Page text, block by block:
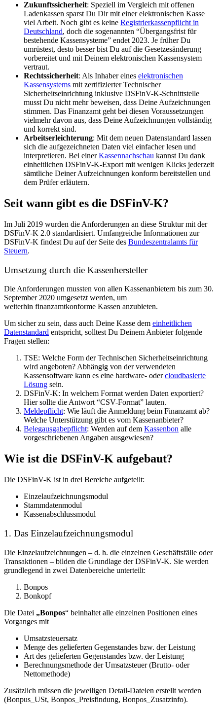
Zukunftssicherheit: Speziell im Vergleich mit offenen
Ladenkassen sparst Du Dir mit einer elektronischen Kasse
viel Arbeit. Noch gibt es keine Registrierkassenpflicht in
Deutschland, doch die sogenannten “Übergangsfrist für
bestehende Kassensysteme” endet 2023. Je früher Du
umrüstest, desto besser bist Du auf die Gesetzesänderung
vorbereitet und mit Deinem elektronischen Kassensystem
vertraut.
Rechtssicherheit: Als Inhaber eines elektronischen
Kassensystems mit zertifizierter Technischer
Sicherheitseinrichtung inklusive DSFinV-K-Schnittstelle
musst Du nicht mehr beweisen, dass Deine Aufzeichnungen
stimmen. Das Finanzamt geht bei diesen Voraussetzungen
vielmehr davon aus, dass Deine Aufzeichnungen vollständig
und korrekt sind.
Arbeitserleichterung: Mit dem neuen Datenstandard lassen
sich die aufgezeichneten Daten viel einfacher lesen und
interpretieren. Bei einerKassennachschau kannst Du dank
einheitlichen DSFinV-K-Export mit wenigen Klicks jederzeit
sämtliche Deiner Aufzeichnungen konform bereitstellen und
dem Prüfer erläutern.
Seit wann gibt es die DSFinV-K?
Im Juli 2019 wurden die Anforderungen an diese Struktur mit der
DSFinV-K 2.0 standardisiert. Umfangreiche Informationen zur
DSFinV-K findest Du auf der Seite des Bundeszentralamts für
Steuern.
Umsetzung durch die Kassenhersteller
Die Anforderungen mussten von allen Kassenanbietern bis zum 30.
September 2020 umgesetzt werden, um
weiterhin finanzamtkonforme Kassen anzubieten.
Um sicher zu sein, dass auch Deine Kasse dem einheitlichen
Datenstandard entspricht, solltest Du Deinem Anbieter folgende
Fragen stellen:
TSE: Welche Form derTechnischen Sicherheitseinrichtung
wird angeboten? Abhängig von der verwendeten
Kassensoftware kann es eine hardware- odercloudbasierte
Lösung sein.
DSFinV-K: In welchem Format werden Daten exportiert?
Hier sollte die Antwort “CSV-Format” lauten.
Meldepflicht: Wie läuft die Anmeldung beim Finanzamt ab?
Welche Unterstützung gibt es vom Kassenanbieter?
Belegausgabepflicht: Werden auf dem Kassenbon alle
vorgeschriebenen Angaben ausgewiesen?
Wie ist die DSFinV-K aufgebaut?
Die DSFinV-K ist in drei Bereiche aufgeteilt:
Einzelaufzeichnungsmodul
Stammdatenmodul
Kassenabschlussmodul
1. Das Einzelaufzeichnungsmodul
Die Einzelaufzeichnungen – d. h. die einzelnen Geschäftsfälle oder
Transaktionen – bilden die Grundlage der DSFinV-K. Sie werden
grundlegend in zwei Datenbereiche unterteilt:
Bonpos
Bonkopf
Die Datei „Bonpos“ beinhaltet alle einzelnen Positionen eines
Vorganges mit
Umsatzsteuersatz
Menge des gelieferten Gegenstandes bzw. der Leistung
Art des gelieferten Gegenstandes bzw. der Leistung
Berechnungsmethode der Umsatzsteuer (Brutto- oder
Nettomethode)
Zusätzlich müssen die jeweiligen Detail-Dateien erstellt werden
(Bonpus_USt, Bonpos_Preisfindung, Bonpos_Zusatzinfo).